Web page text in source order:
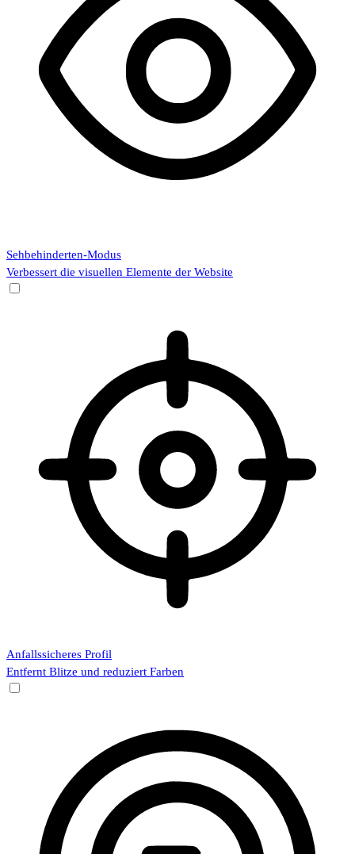
Sehbehinderten-Modus
Verbessert die visuellen Elemente der Website
Anfallssicheres Profil
Entfernt Blitze und reduziert Farben